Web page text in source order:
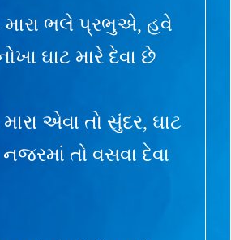
મારા ભલે પ્રભુએ, હવે
ઘાટ મારે દેવા છે
મારા એવા તો સુંદર, ઘાટ
નજરમાં તો વસવા દેવા